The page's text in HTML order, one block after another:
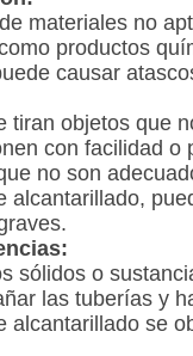
materiales no
productos
causar
tiran objetos que
con facilidad o
no son
alcantarillado,
sólidos o
las tuberías y
alcantarillado se